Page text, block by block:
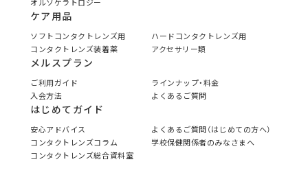
ケア用品
ソフトコンタクトレンズ用
ハードコンタクトレンズ用
コンタクトレンズ装着薬
アクセサリー類
メルスプラン
ご利用ガイド
ラインナップ・料金
入会方法
よくあるご質問
はじめてガイド
安心アドバイス
よくあるご質問（はじめての方へ）
コンタクトレンズコラム
学校保健関係者のみなさまへ
コンタクトレンズ総合資料室